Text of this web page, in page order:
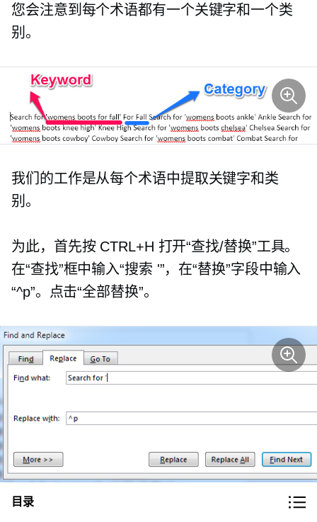
您会注意到每个术语都有一个关键字和一个类
别。
我们的工作是从每个术语中提取关键字和类
别。
为此，首先按 CTRL+H 打开“查找/替换”工具。
在“查找”框中输入“搜索 '”，在“替换”字段中输入
“^p”。点击“全部替换”。
目录